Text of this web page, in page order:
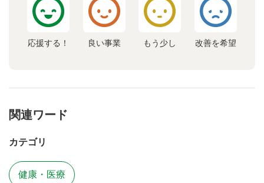
応援する！ 良い事業 もう少し 改善を希望
関連ワード
カテゴリ
健康・医療